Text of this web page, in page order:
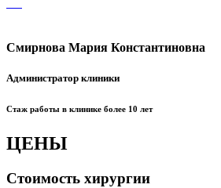
Смирнова Мария Константиновна
Администратор клиники
Стаж работы в клинике более 10 лет
ЦЕНЫ
Стоимость хирургии